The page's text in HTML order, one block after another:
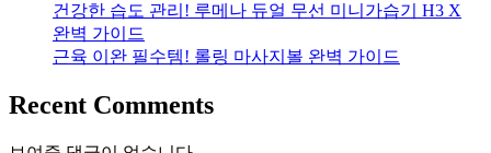
건강한 습도 관리! 루메나 듀얼 무선 미니가습기 H3 X
완벽 가이드
근육 이완 필수템! 롤링 마사지볼 완벽 가이드
Recent Comments